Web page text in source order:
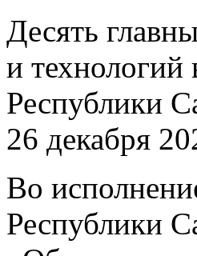
Десять
и технологий
Республики
26 декабря
Во
Республики